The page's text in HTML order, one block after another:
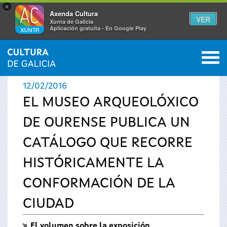
×
Axenda Cultura
Xunta de Galicia
Aplicación gratuíta - En Google Play
VER
Se
encuentra
usted
aquí
INICIO › ACTUALIDAD 0
12/02/2016
EL MUSEO ARQUEOLÓXICO
DE OURENSE PUBLICA UN
CATÁLOGO QUE RECORRE
HISTÓRICAMENTE LA
CONFORMACIÓN DE LA
CIUDAD